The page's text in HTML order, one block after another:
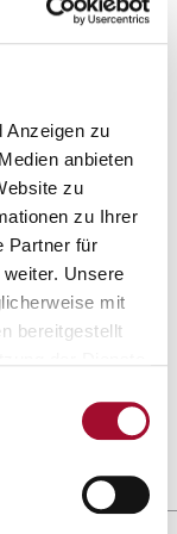
Anzeigen zu
anbieten
zu
zu Ihrer
Partner für
Unsere
mit
bereitgestellt